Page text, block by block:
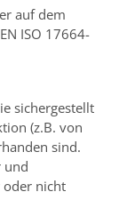
auf dem
ISO 17664-
sichergestellt
(z.B. von
sind.
und
oder nicht